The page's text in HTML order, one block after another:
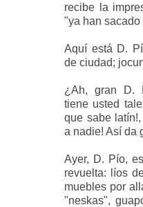
recibe la
"ya han sacado
Aquí está D.
de ciudad;
¿Ah, gran D.
tiene usted
que sabe
a nadie! Así da
Ayer, D. Pío,
revuelta: líos
muebles por
"neskas",